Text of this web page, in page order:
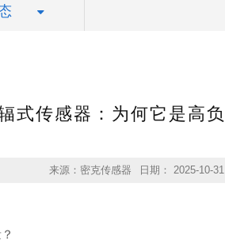
式传感器：为何它是高
来源：密克传感器 日期： 2025-10-